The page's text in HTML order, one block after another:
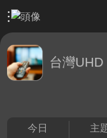
綜合討論區 › 台灣
今日 主